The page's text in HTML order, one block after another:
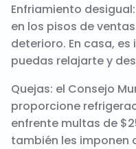
Enfriamiento
en los pisos de
deterioro. En casa,
puedas relajarte y
Quejas: el Consejo
proporcione
enfrente multas de
también les imponen